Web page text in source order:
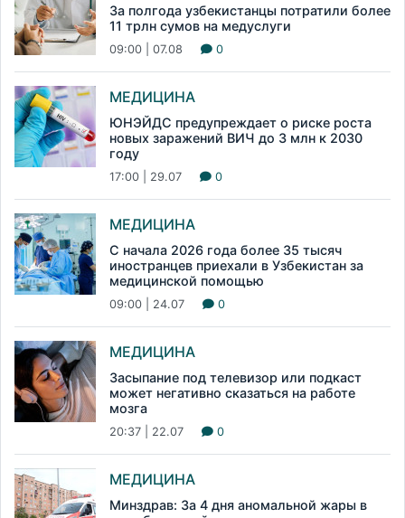
За полгода узбекистанцы потратили более
11 трлн сумов на медуслуги
09:00 | 07.08 0
МЕДИЦИНА
ЮНЭЙДС предупреждает о риске роста
новых заражений ВИЧ до 3 млн к 2030
году
17:00 | 29.07 0
МЕДИЦИНА
С начала 2026 года более 35 тысяч
иностранцев приехали в Узбекистан за
медицинской помощью
09:00 | 24.07 0
МЕДИЦИНА
Засыпание под телевизор или подкаст
может негативно сказаться на работе
мозга
20:37 | 22.07 0
МЕДИЦИНА
Минздрав: За 4 дня аномальной жары в